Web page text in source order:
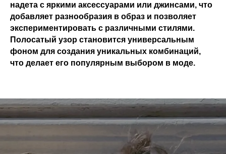
надета с яркими аксессуарами или джинсами, что
добавляет разнообразия в образ и позволяет
экспериментировать с различными стилями.
Полосатый узор становится универсальным
фоном для создания уникальных комбинаций,
что делает его популярным выбором в моде.